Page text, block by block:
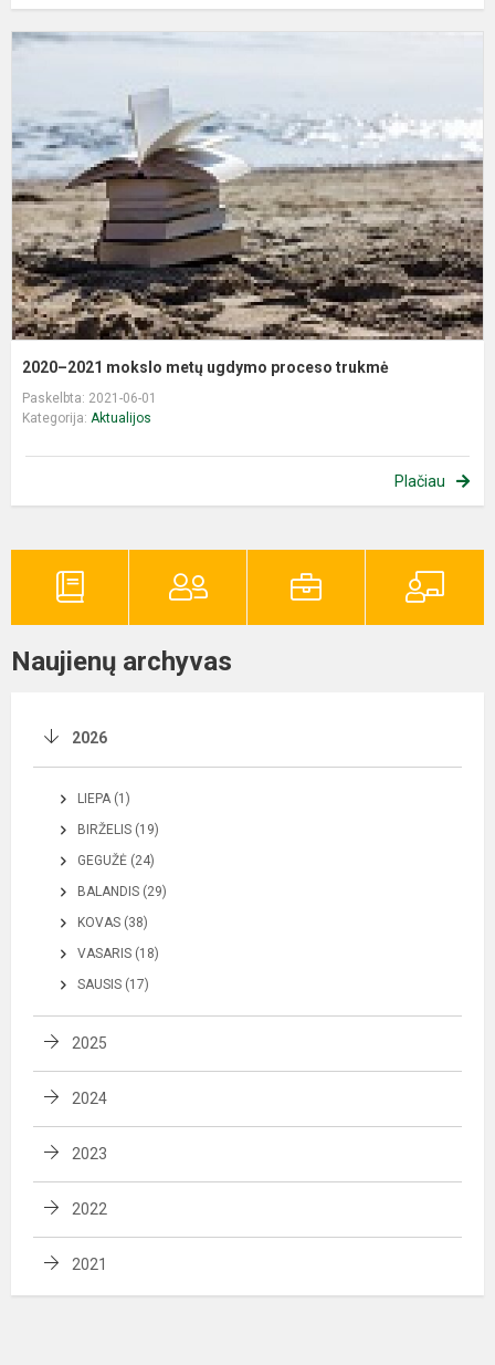
2020–2021 mokslo metų ugdymo proceso trukmė
Paskelbta: 2021-06-01
Kategorija: Aktualijos
Plačiau
Naujienų archyvas
2026
LIEPA (1)
BIRŽELIS (19)
GEGUŽĖ (24)
BALANDIS (29)
KOVAS (38)
VASARIS (18)
SAUSIS (17)
2025
2024
2023
2022
2021